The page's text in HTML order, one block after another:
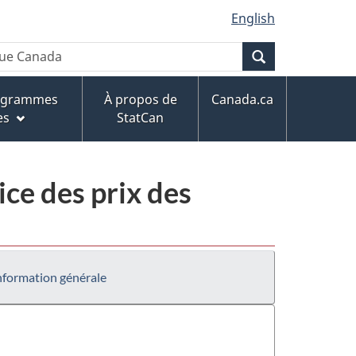
English
À propos de
StatCan
Canada.ca
des prix des
générale